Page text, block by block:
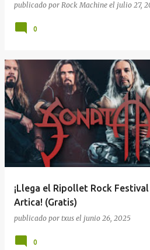
publicado por Rock Machine el julio 27,
0
¡Llega el Ripollet Rock
Artica! (Gratis)
publicado por txus el junio 26, 2025
0